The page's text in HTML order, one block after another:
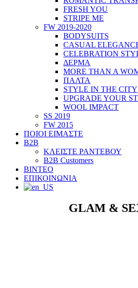
FRESH YOU
STRIPE ME
FW 2019-2020
BODYSUITS
CASUAL
CELEBRATION
ΔΕΡΜΑ
MORE THAN A
ΠΑΛΤΑ
STYLE IN THE CITY
UPGRADE YOUR
WOOL IMPACT
SS 2019
FW 2015
ΠΟΙΟΙ ΕΙΜΑΣΤΕ
B2B
ΚΛΕΙΣΤΕ ΡΑΝΤΕΒΟΥ
B2B Customers
ΒΙΝΤΕΟ
ΕΠΙΚΟΙΝΩΝΙΑ
GLAM &